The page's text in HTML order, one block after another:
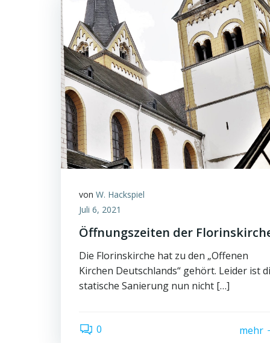
von W. Hackspiel
Juli 6, 2021
Öffnungszeiten der
Die Florinskirche hat zu den „Offenen
Kirchen Deutschlands“ gehört. Leider ist
statische Sanierung nun nicht […]
0 mehr